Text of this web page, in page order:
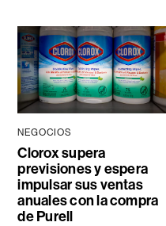
NEGOCIOS
Clorox supera
previsiones y espera
impulsar sus ventas
anuales con la compra
de Purell